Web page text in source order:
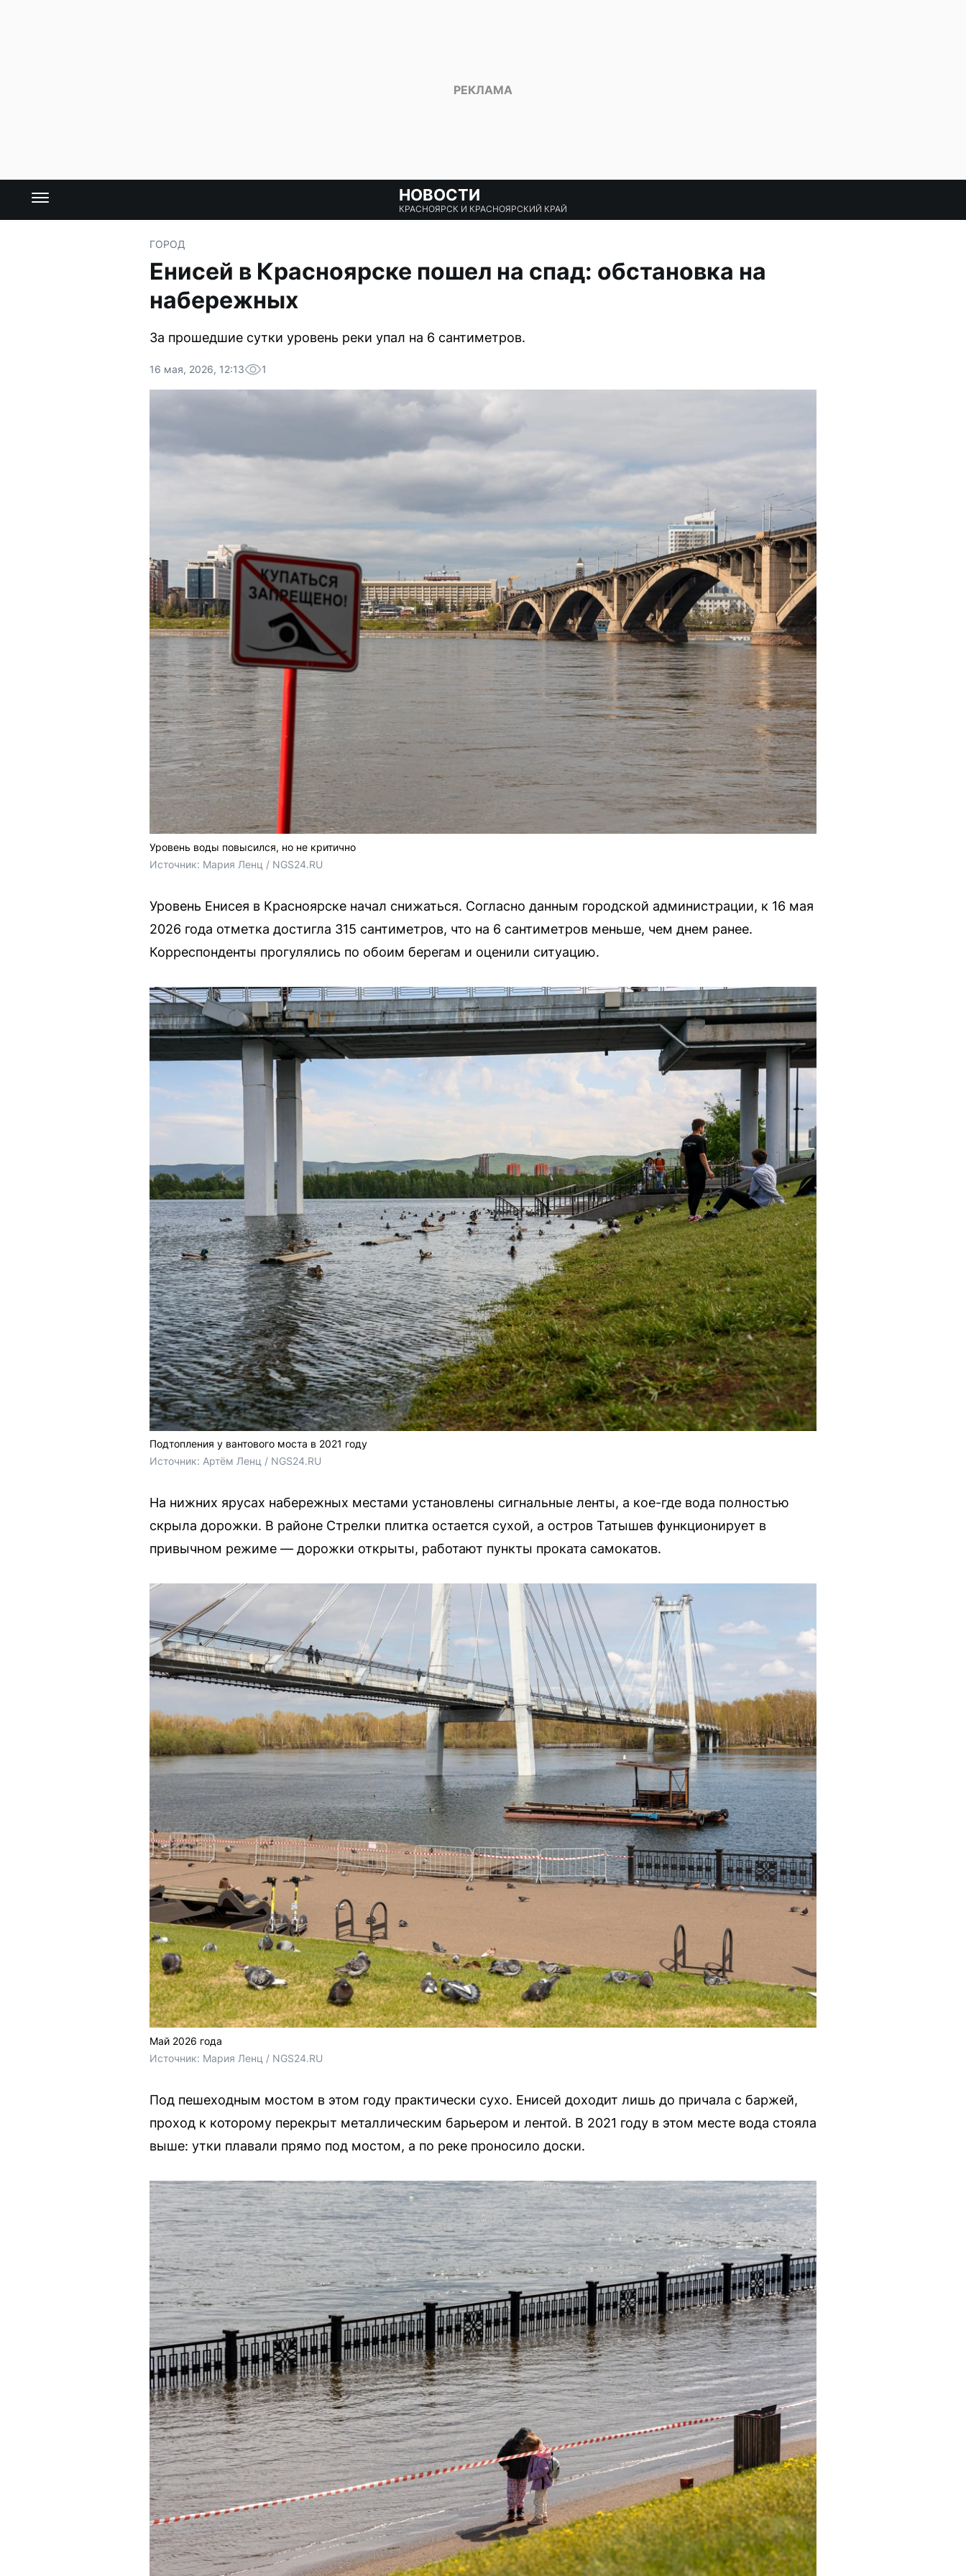
НОВОСТИ
КРАСНОЯРСК И КРАСНОЯРСКИЙ КРАЙ
ГОРОД
Енисей в Красноярске пошел на спад: обстановка на
набережных
За прошедшие сутки уровень реки упал на 6 сантиметров.
16 мая, 2026, 12:13 1
Уровень воды повысился, но не критично
Источник: Мария Ленц / NGS24.RU
Уровень Енисея в Красноярске начал снижаться. Согласно данным городской администрации, к 16 мая
2026 года отметка достигла 315 сантиметров, что на 6 сантиметров меньше, чем днем ранее.
Корреспонденты прогулялись по обоим берегам и оценили ситуацию.
Подтопления у вантового моста в 2021 году
Источник: Артём Ленц / NGS24.RU
На нижних ярусах набережных местами установлены сигнальные ленты, а кое-где вода полностью
скрыла дорожки. В районе Стрелки плитка остается сухой, а остров Татышев функционирует в
привычном режиме — дорожки открыты, работают пункты проката самокатов.
Май 2026 года
Источник: Мария Ленц / NGS24.RU
Под пешеходным мостом в этом году практически сухо. Енисей доходит лишь до причала с баржей,
проход к которому перекрыт металлическим барьером и лентой. В 2021 году в этом месте вода стояла
выше: утки плавали прямо под мостом, а по реке проносило доски.